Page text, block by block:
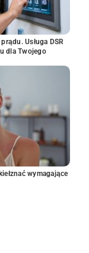
Usługa DSR
dla Twojego
wymagające